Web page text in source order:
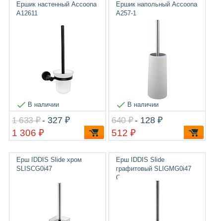
Ершик настенный Accoona
A12611
В наличии
1 633 ₽ - 327 ₽
1 306 ₽
Ершик напольный Accoona
A257-1
В наличии
640 ₽ - 128 ₽
512 ₽
Ерш IDDIS Slide хром
SLISCG0i47
Ерш IDDIS Slide
графитовый SLIGMG0i47
Стекло